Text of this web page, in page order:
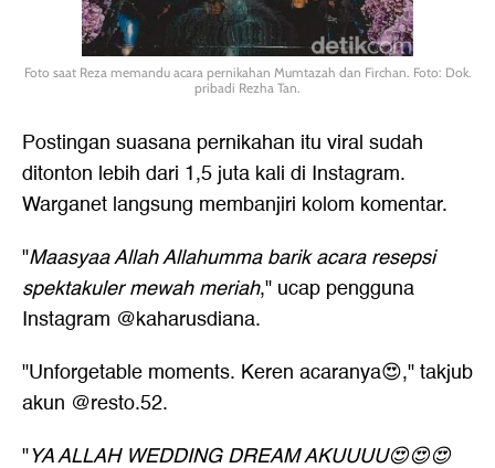
Foto saat Reza memandu acara pernikahan Mumtazah dan Firchan. Foto: Dok.
pribadi Rezha Tan.
Postingan suasana pernikahan itu viral sudah
ditonton lebih dari 1,5 juta kali di Instagram.
Warganet langsung membanjiri kolom komentar.
"Maasyaa Allah Allahumma barik acara resepsi
spektakuler mewah meriah," ucap pengguna
Instagram @kaharusdiana.
"Unforgetable moments. Keren acaranya😍," takjub
akun @resto.52.
"YA ALLAH WEDDING DREAM AKUUUU😍😍😍